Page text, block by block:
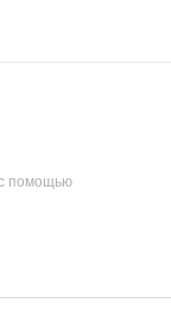
помощью